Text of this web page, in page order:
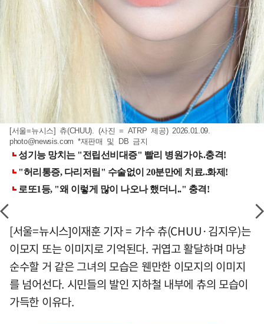
[서울=뉴시스] 츄(CHUU). (사진 = ATRP 제공) 2026.01.09.
photo@newsis.com *재판매 및 DB 금지
[서울=뉴시스]이재훈 기자 = 가수 츄(CHUU·김지우)는
이모지 또는 이미지로 기억된다. 귀엽고 활달하며 마냥
순수할 거 같은 그녀의 모습은 웬만한 이모지의 이미지
를 넘어선다. 시민들의 발인 지하철 내부에 츄의 모습이
가득한 이유다.